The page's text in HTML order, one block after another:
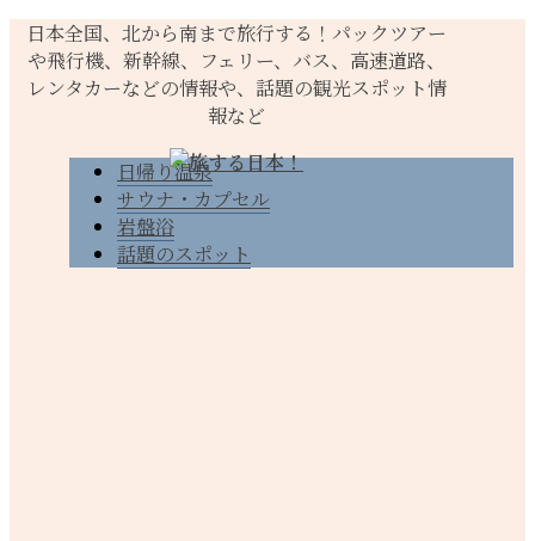
日本全国、北から南まで旅行する！パックツアー
や飛行機、新幹線、フェリー、バス、高速道路、
レンタカーなどの情報や、話題の観光スポット情
報など
日帰り温泉
サウナ・カプセル
岩盤浴
話題のスポット